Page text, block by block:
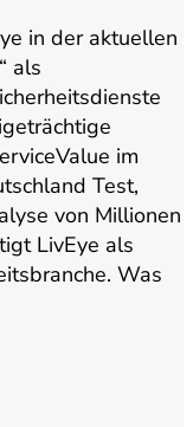
in der aktuellen
als
im
Test,
von Millionen
LivEye als
Was